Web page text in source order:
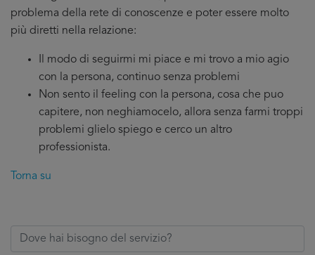
problema della rete di conoscenze e poter essere molto
più diretti nella relazione:
Il modo di seguirmi mi piace e mi trovo a mio agio
con la persona, continuo senza problemi
Non sento il feeling con la persona, cosa che puo
capitere, non neghiamocelo, allora senza farmi troppi
problemi glielo spiego e cerco un altro
professionista.
Torna su